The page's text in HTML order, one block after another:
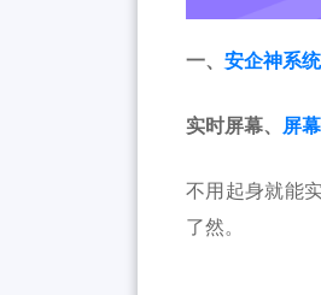
一、安企神系统
实时屏幕、 屏
不用起身就能
了然。